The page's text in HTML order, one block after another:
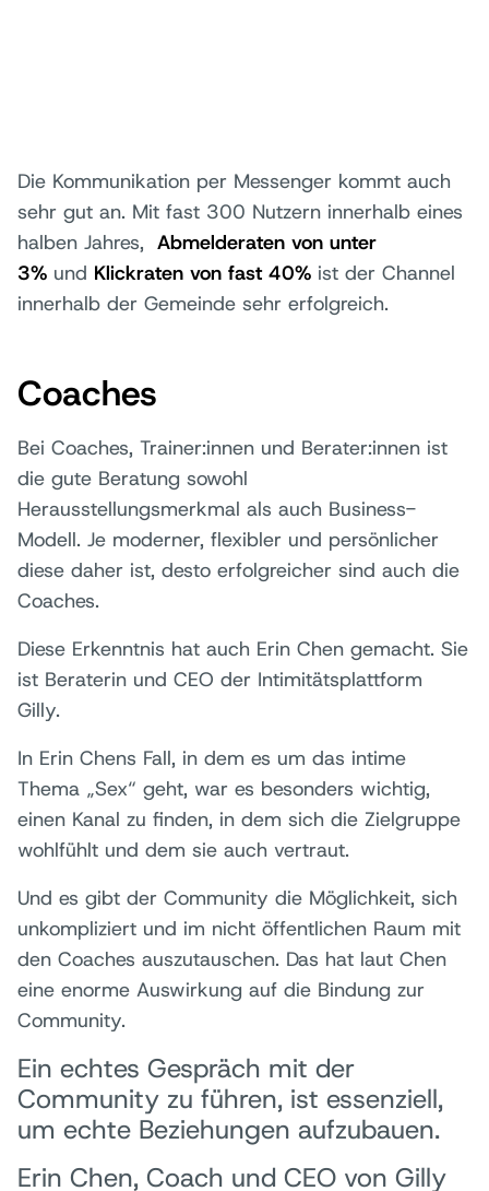
Die Kommunikation per Messenger kommt auch
sehr gut an. Mit fast 300 Nutzern innerhalb eines
halben Jahres, Abmelderaten von unter
3% und Klickraten von fast 40% ist der Channel
innerhalb der Gemeinde sehr erfolgreich.
Coaches
Bei Coaches, Trainer:innen und Berater:innen ist
die gute Beratung sowohl
Herausstellungsmerkmal als auch Business-
Modell. Je moderner, flexibler und persönlicher
diese daher ist, desto erfolgreicher sind auch die
Coaches.
Diese Erkenntnis hat auch Erin Chen gemacht. Sie
ist Beraterin und CEO der Intimitätsplattform
Gilly.
In Erin Chens Fall, in dem es um das intime
Thema „Sex“ geht, war es besonders wichtig,
einen Kanal zu finden, in dem sich die Zielgruppe
wohlfühlt und dem sie auch vertraut.
Und es gibt der Community die Möglichkeit, sich
unkompliziert und im nicht öffentlichen Raum mit
den Coaches auszutauschen. Das hat laut Chen
eine enorme Auswirkung auf die Bindung zur
Community.
Ein echtes Gespräch mit der
Community zu führen, ist essenziell,
um echte Beziehungen aufzubauen.
Erin Chen, Coach und CEO von Gilly